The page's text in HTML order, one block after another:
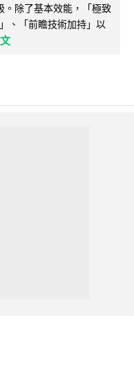
除了基本效能，「極致
、「前瞻技術加持」以